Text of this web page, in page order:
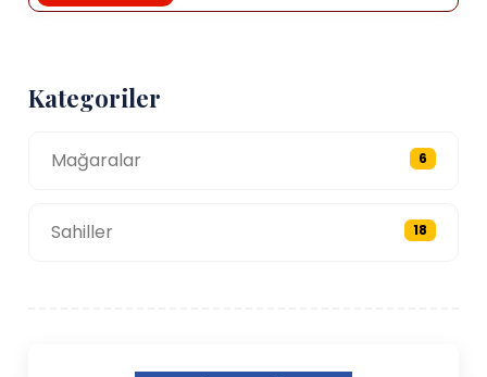
Kategoriler
Mağaralar 6
Sahiller 18